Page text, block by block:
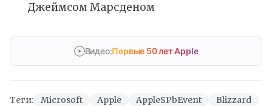
Джеймсом Марсденом
Видео:Первые 50 лет Apple
Теги: Microsoft Apple AppleSPbEvent
Blizzard